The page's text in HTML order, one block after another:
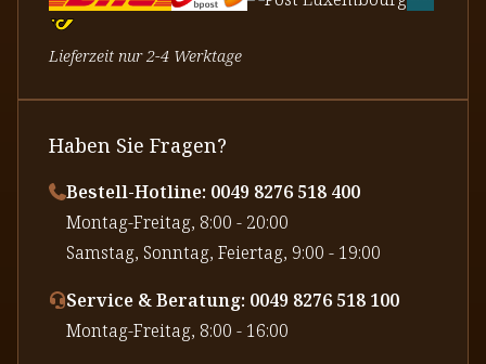
Lieferzeit nur 2-4 Werktage
Haben Sie Fragen?
Bestell-Hotline: 0049 8276 518 400
⁠Montag-Freitag, 8:00 - 20:00
⁠Samstag, Sonntag, Feiertag, 9:00 - 19:00
Service & Beratung: 0049 8276 518 100
⁠Montag-Freitag, 8:00 - 16:00